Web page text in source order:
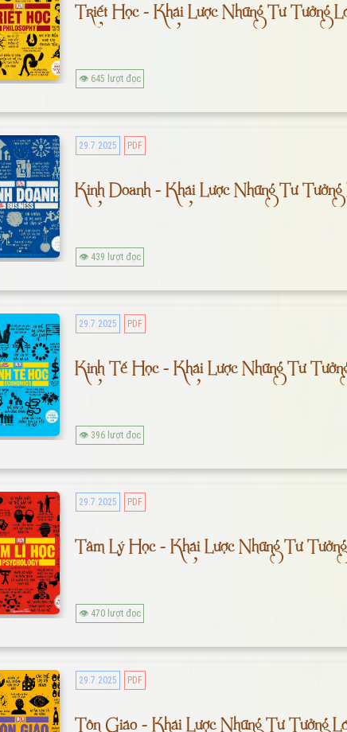
Triết Học - Khái Lược Những Tư Tưởng
👁 645 lượt đọc
29.7.2025 PDF
Kinh Doanh - Khái Lược Những Tư Tưởng
👁 439 lượt đọc
29.7.2025 PDF
Kinh Tế Học - Khái Lược Những Tư
👁 396 lượt đọc
29.7.2025 PDF
Tâm Lý Học - Khái Lược Những Tư
👁 470 lượt đọc
29.7.2025 PDF